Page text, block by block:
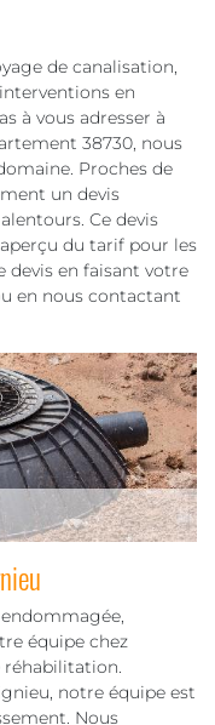
de canalisation,
en
à vous adresser à
38730, nous
Proches de
un devis
Ce devis
du tarif pour les
devis en faisant votre
en nous contactant
équipe chez
réhabilitation.
notre équipe est
Nous